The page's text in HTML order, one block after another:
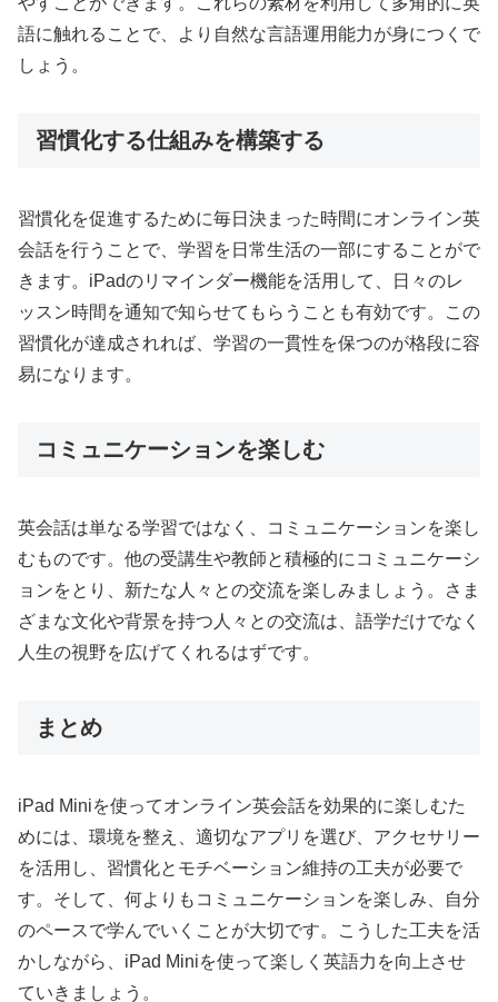
語に触れることで、より自然な言語運用能力が身につくで
しょう。
習慣化する仕組みを構築する
習慣化を促進するために毎日決まった時間にオンライン英
会話を行うことで、学習を日常生活の一部にすることがで
きます。iPadのリマインダー機能を活用して、日々のレ
ッスン時間を通知で知らせてもらうことも有効です。この
習慣化が達成されれば、学習の一貫性を保つのが格段に容
易になります。
コミュニケーションを楽しむ
英会話は単なる学習ではなく、コミュニケーションを楽し
むものです。他の受講生や教師と積極的にコミュニケーシ
ョンをとり、新たな人々との交流を楽しみましょう。さま
ざまな文化や背景を持つ人々との交流は、語学だけでなく
人生の視野を広げてくれるはずです。
まとめ
iPad Miniを使ってオンライン英会話を効果的に楽しむた
めには、環境を整え、適切なアプリを選び、アクセサリー
を活用し、習慣化とモチベーション維持の工夫が必要で
す。そして、何よりもコミュニケーションを楽しみ、自分
のペースで学んでいくことが大切です。こうした工夫を活
かしながら、iPad Miniを使って楽しく英語力を向上させ
ていきましょう。